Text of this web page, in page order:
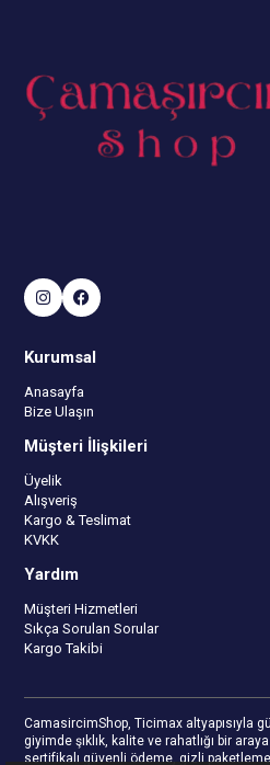
Kurumsal
Anasayfa
Bize Ulaşın
Müşteri İlişkileri
Üyelik
Alışveriş
Kargo & Teslimat
KVKK
Yardım
Müşteri Hizmetleri
Sıkça Sorulan Sorular
Kargo Takibi
CamasircimShop, Ticimax altyapısıyla
giyimde şıklık, kalite ve rahatlığı bir
sertifikalı güvenli ödeme, gizli